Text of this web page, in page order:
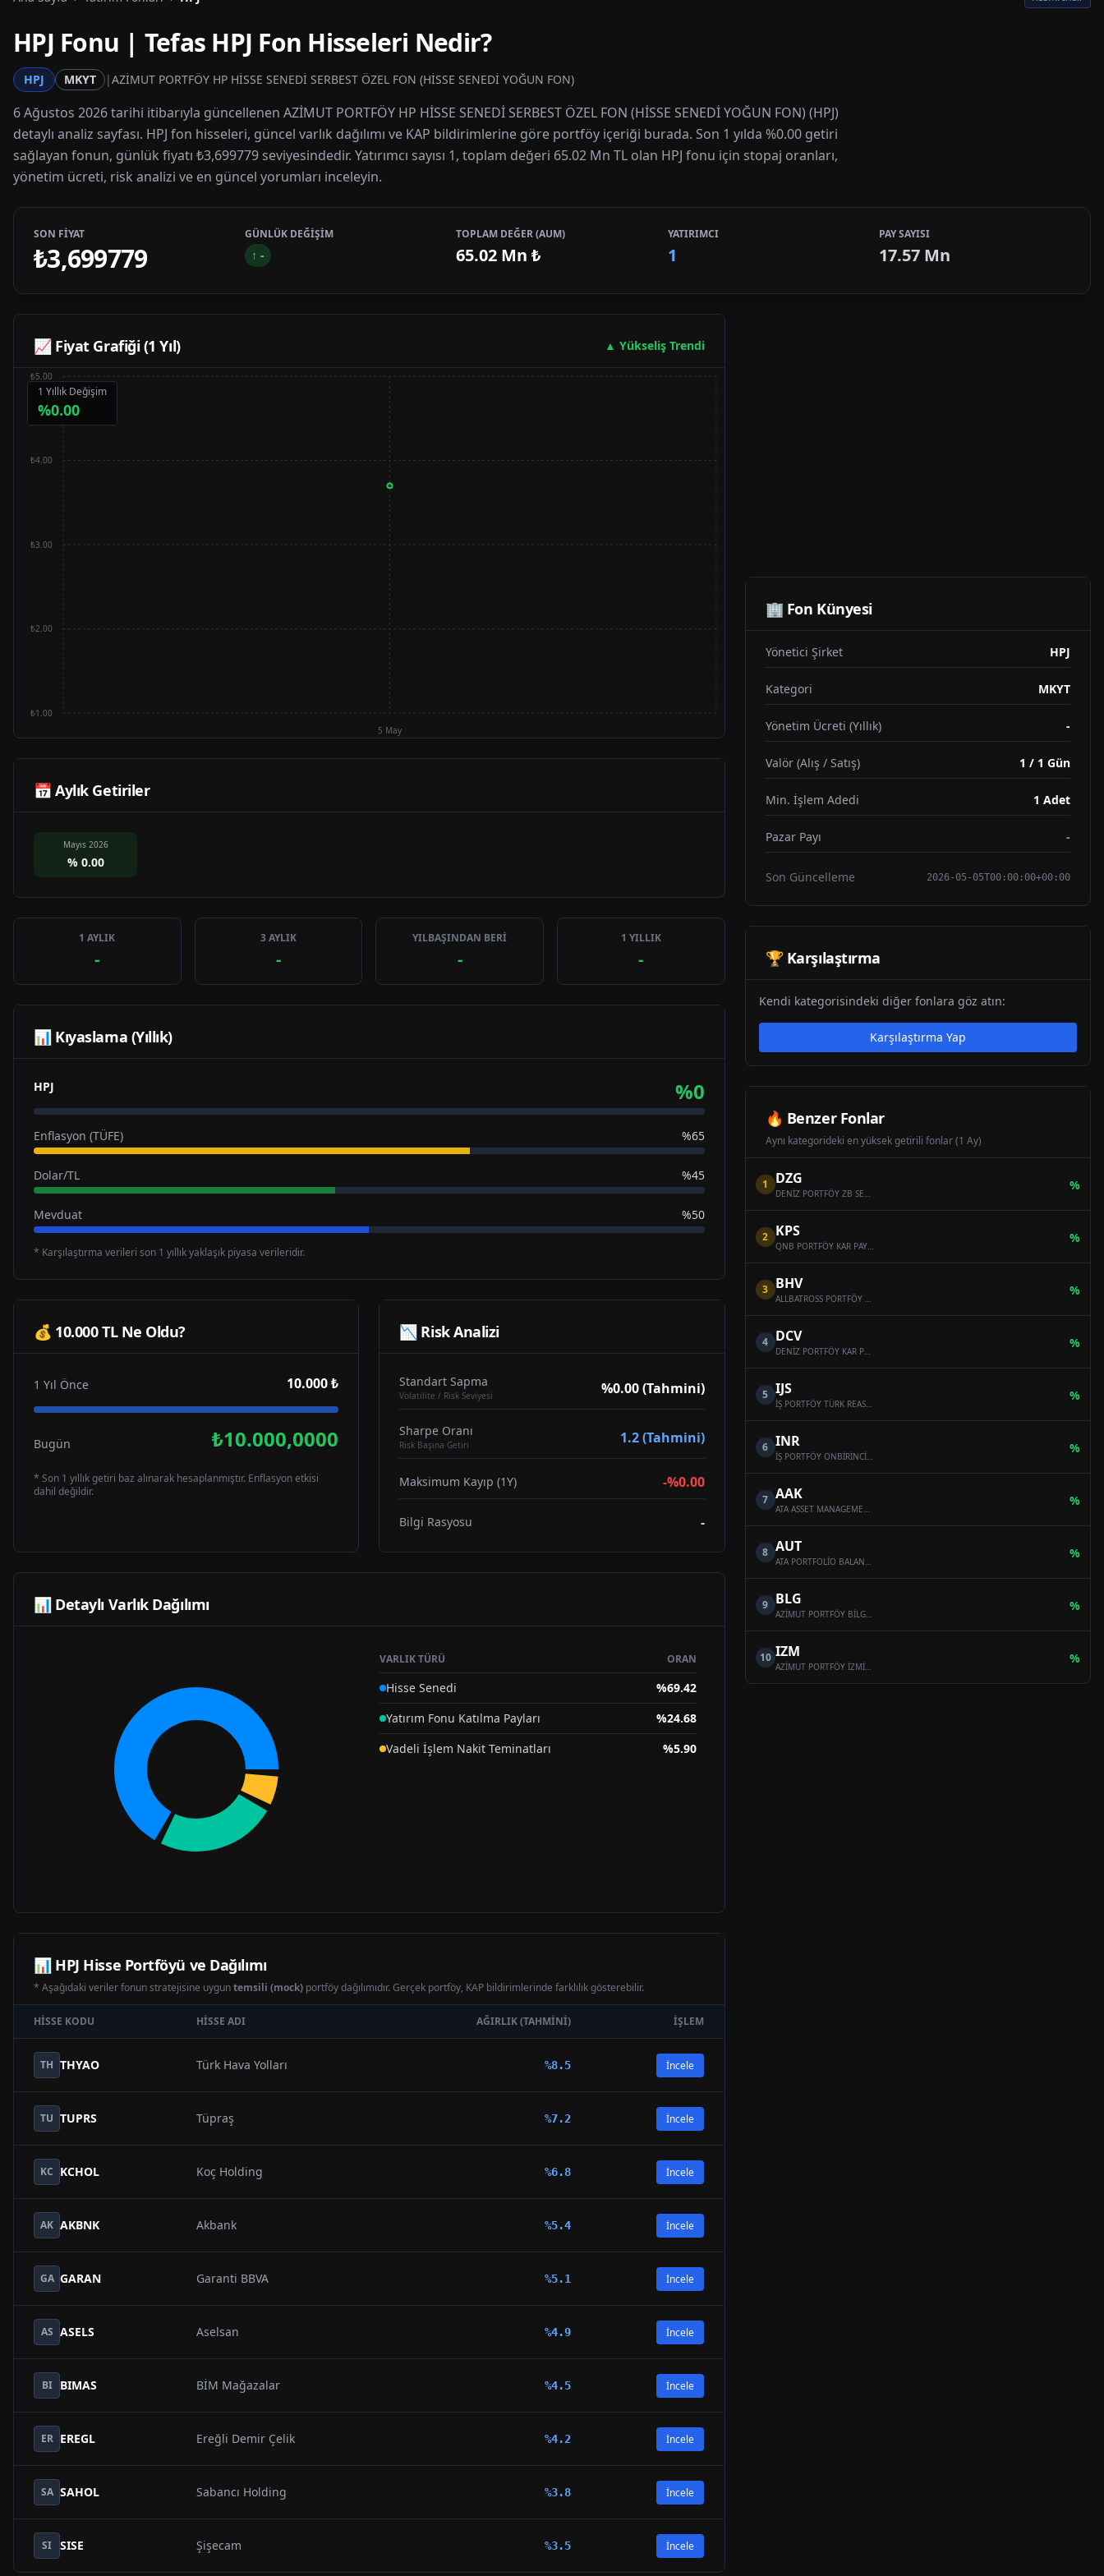
HPJ Fonu | Tefas HPJ Fon Hisseleri Nedir?
HPJ MKYT |AZİMUT PORTFÖY HP HİSSE SENEDİ SERBEST ÖZEL FON (HİSSE SENEDİ YOĞUN FON)
6 Ağustos 2026 tarihi itibarıyla güncellenen AZİMUT PORTFÖY HP HİSSE SENEDİ SERBEST ÖZEL FON (HİSSE SENEDİ YOĞUN FON) (HPJ)
detaylı analiz sayfası. HPJ fon hisseleri, güncel varlık dağılımı ve KAP bildirimlerine göre portföy içeriği burada. Son 1 yılda %0.00 getiri
sağlayan fonun, günlük fiyatı ₺3,699779 seviyesindedir. Yatırımcı sayısı 1, toplam değeri 65.02 Mn TL olan HPJ fonu için stopaj oranları,
yönetim ücreti, risk analizi ve en güncel yorumları inceleyin.
SON FİYAT
₺3,699779
GÜNLÜK DEĞİŞİM
↑ -
TOPLAM DEĞER (AUM)
65.02 Mn ₺
YATIRIMCI
1
PAY SAYISI
17.57 Mn
📈 Fiyat Grafiği (1 Yıl) ▲ Yükseliş Trendi
1 Yıllık Değişim
%0.00
5 May
₺1.00
₺2.00
₺3.00
₺4.00
₺5.00
📅 Aylık Getiriler
Mayıs 2026
% 0.00
1 AYLIK
-
3 AYLIK
-
YILBAŞINDAN BERİ
-
1 YILLIK
-
📊 Kıyaslama (Yıllık)
HPJ %0
Enflasyon (TÜFE) %65
Dolar/TL %45
Mevduat %50
* Karşılaştırma verileri son 1 yıllık yaklaşık piyasa verileridir.
💰 10.000 TL Ne Oldu?
1 Yıl Önce 10.000 ₺
Bugün ₺10.000,0000
* Son 1 yıllık getiri baz alınarak hesaplanmıştır. Enflasyon etkisi
dahil değildir.
📉 Risk Analizi
Standart Sapma
Volatilite / Risk Seviyesi %0.00 (Tahmini)
Sharpe Oranı
Risk Başına Getiri 1.2 (Tahmini)
Maksimum Kayıp (1Y) -%0.00
Bilgi Rasyosu -
📊 Detaylı Varlık Dağılımı
VARLIK TÜRÜ ORAN
Hisse Senedi %69.42
Yatırım Fonu Katılma Payları
%24.68
Vadeli İşlem Nakit Teminatları
%5.90
📊 HPJ Hisse Portföyü ve Dağılımı
* Aşağıdaki veriler fonun stratejisine uyguntemsili (mock) portföy dağılımıdır. Gerçek portföy, KAP bildirimlerinde farklılık gösterebilir.
HISSE KODU HISSE ADI AĞIRLIK (TAHMINI) İŞLEM
TH THYAO Türk Hava Yolları %8.5 İncele
TU TUPRS Tüpraş %7.2 İncele
KC KCHOL Koç Holding %6.8 İncele
AK AKBNK Akbank %5.4 İncele
GA GARAN Garanti BBVA %5.1 İncele
AS ASELS Aselsan %4.9 İncele
BI BIMAS BİM Mağazalar %4.5 İncele
ER EREGL Ereğli Demir Çelik %4.2 İncele
SA SAHOL Sabancı Holding %3.8 İncele
SI SISE Şişecam %3.5 İncele
🏢 Fon Künyesi
Yönetici Şirket HPJ
Kategori MKYT
Yönetim Ücreti (Yıllık) -
Valör (Alış / Satış) 1 / 1 Gün
Min. İşlem Adedi 1 Adet
Pazar Payı -
Son Güncelleme 2026-05-05T00:00:00+00:00
🏆 Karşılaştırma
Kendi kategorisindeki diğer fonlara göz atın:
Karşılaştırma Yap
🔥 Benzer Fonlar
Aynı kategorideki en yüksek getirili fonlar (1 Ay)
1 DZG
DENİZ PORTFÖY ZB SERBEST (DÖVİZ) ÖZEL FON
%
2 KPS
QNB PORTFÖY KAR PAYI ÖDEYEN ONİKİNCİ SERBEST (DÖVİZ) FON
%
3 BHV
ALLBATROSS PORTFÖY BAHAR HİSSE SENEDİ SERBEST FON (HİSSE SENEDİ YOĞUN FON)
%
4 DCV
DENİZ PORTFÖY KAR PAYI ÖDEYEN SERBEST (DÖVİZ) FON
%
5 IJS
İŞ PORTFÖY TÜRK REASÜRANS SERBEST ÖZEL FON
%
6 INR
İŞ PORTFÖY ONBİRİNCİ SERBEST (DÖVİZ) FON
%
7 AAK
ATA ASSET MANAGEMENT MULTI-ASSET VARIABLE FUND
%
8 AUT
ATA PORTFOLİO BALANCED VARİABLE FUND
%
9 BLG
AZİMUT PORTFÖY BİLGE SERBEST ÖZEL FON
%
10 IZM
AZİMUT PORTFÖY İZMİR SERBEST (TL) ÖZEL FON
%